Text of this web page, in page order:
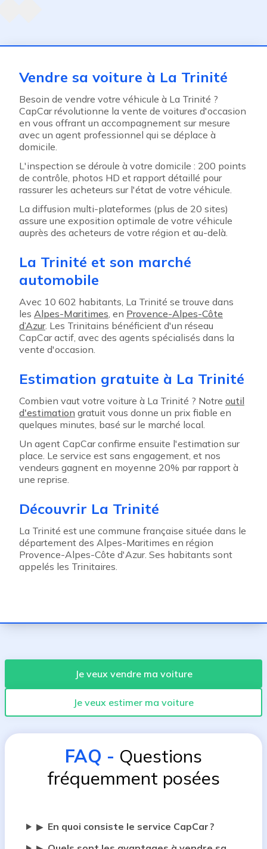
Vendre sa voiture à La Trinité
Besoin de vendre votre véhicule à La Trinité ?
CapCar révolutionne la vente de voitures d'occasion
en vous offrant un accompagnement sur mesure
avec un agent professionnel qui se déplace à
domicile.
L'inspection se déroule à votre domicile : 200 points
de contrôle, photos HD et rapport détaillé pour
rassurer les acheteurs sur l'état de votre véhicule.
La diffusion multi-plateformes (plus de 20 sites)
assure une exposition optimale de votre véhicule
auprès des acheteurs de votre région et au-delà.
La Trinité et son marché
automobile
Avec 10 602 habitants, La Trinité se trouve dans
les Alpes-Maritimes, en Provence-Alpes-Côte
d’Azur. Les Trinitains bénéficient d'un réseau
CapCar actif, avec des agents spécialisés dans la
vente d'occasion.
Estimation gratuite à La Trinité
Combien vaut votre voiture à La Trinité ? Notre outil
d'estimation gratuit vous donne un prix fiable en
quelques minutes, basé sur le marché local.
Un agent CapCar confirme ensuite l'estimation sur
place. Le service est sans engagement, et nos
vendeurs gagnent en moyenne 20% par rapport à
une reprise.
Découvrir La Trinité
La Trinité est une commune française située dans le
département des Alpes-Maritimes en région
Provence-Alpes-Côte d'Azur. Ses habitants sont
appelés les Trinitaires.
Je veux vendre ma voiture
Je veux estimer ma voiture
FAQ - Questions
fréquemment posées
▶ En quoi consiste le service CapCar ?